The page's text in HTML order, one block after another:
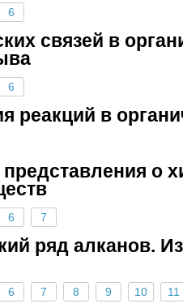
6
связей в
6
реакций в
о
6 7
ряд алканов.
6 7 8 9 10 11